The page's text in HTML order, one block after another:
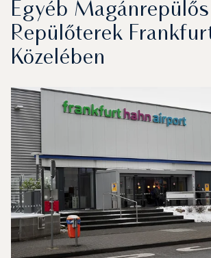
Egyéb Magánrepülős
Repülőterek
Közelében